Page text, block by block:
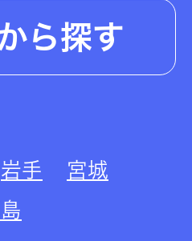
ら探す
岩手
宮城